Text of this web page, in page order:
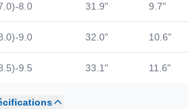
8.0 31.9" 9.7"
9.0 32.0" 10.6"
9.5 33.1" 11.6"